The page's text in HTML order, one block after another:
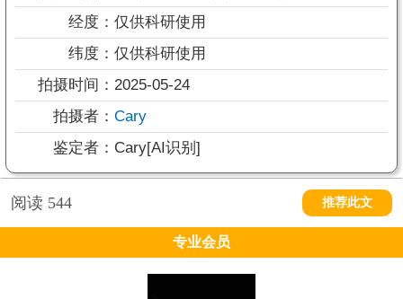
经度： 仅供科研使用
纬度： 仅供科研使用
拍摄时间： 2025-05-24
拍摄者： Cary
鉴定者： Cary[AI识别]
阅读 544 推荐此文
专业会员